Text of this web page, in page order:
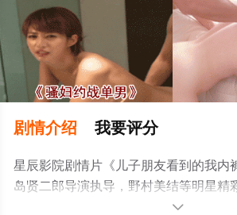
剧情介绍 我要评分
星辰影院剧情片《儿子朋友看到的我内
岛贤二郎导演执导，野村美结等明星精
影，手机免费观看高清无删减完整版电
